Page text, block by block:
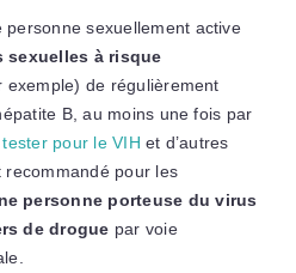
sexuellement active
sexuelles à risque
de régulièrement
B, au moins une fois par
tester pour le VIH et d’autres
recommandé pour les
personne porteuse du virus
de drogue par voie